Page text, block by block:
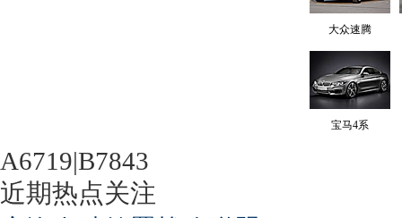
大众速腾
宝马4系
A6719|B7843
近期热点关注